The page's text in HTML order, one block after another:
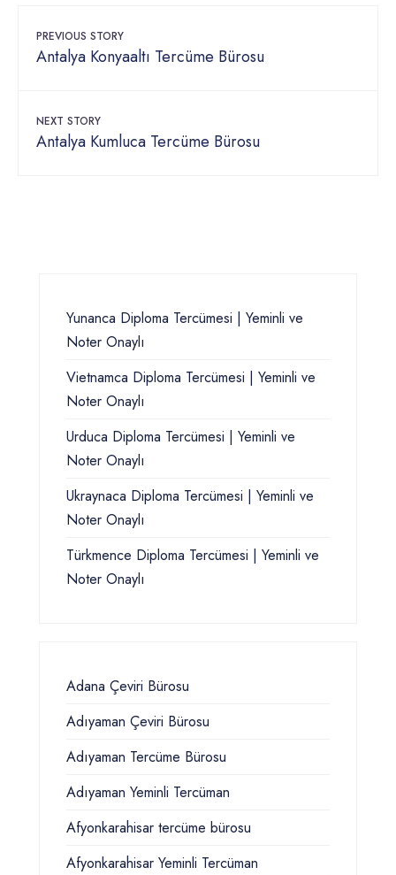
PREVIOUS STORY
Antalya Konyaaltı Tercüme Bürosu
NEXT STORY
Antalya Kumluca Tercüme Bürosu
Yunanca Diploma Tercümesi | Yeminli ve
Noter Onaylı
Vietnamca Diploma Tercümesi | Yeminli ve
Noter Onaylı
Urduca Diploma Tercümesi | Yeminli ve
Noter Onaylı
Ukraynaca Diploma Tercümesi | Yeminli ve
Noter Onaylı
Türkmence Diploma Tercümesi | Yeminli ve
Noter Onaylı
Adana Çeviri Bürosu
Adıyaman Çeviri Bürosu
Adıyaman Tercüme Bürosu
Adıyaman Yeminli Tercüman
Afyonkarahisar tercüme bürosu
Afyonkarahisar Yeminli Tercüman